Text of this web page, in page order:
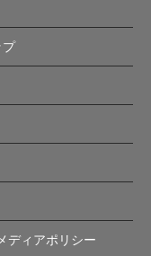
プ
ディアポリシー